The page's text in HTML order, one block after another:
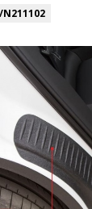
N211102